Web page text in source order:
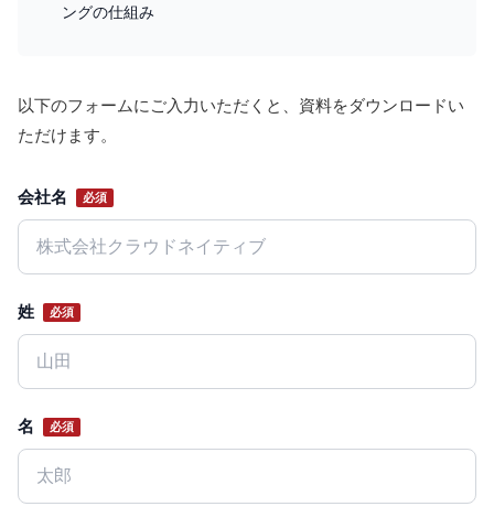
ングの仕組み
以下のフォームにご入力いただくと、資料をダウンロードい
ただけます。
Website
会社名 必須
姓 必須
名 必須